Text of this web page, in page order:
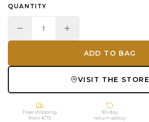
QUANTITY
1
ADD TO BAG
VISIT THE STORE
Free shipping
from €75
30-day
return policy